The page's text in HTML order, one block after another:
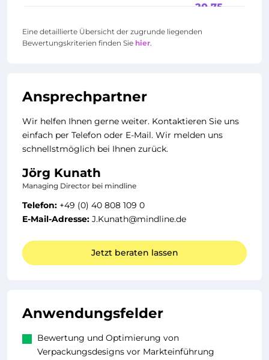
20.75
Eine detaillierte Übersicht der zugrunde liegenden
Bewertungskriterien finden Sie hier.
Ansprechpartner
Wir helfen Ihnen gerne weiter. Kontaktieren Sie uns
einfach per Telefon oder E-Mail. Wir melden uns
schnellstmöglich bei Ihnen zurück.
Jörg Kunath
Managing Director bei mindline
Telefon: +49 (0) 40 808 109 0
E-Mail-Adresse: J.Kunath@mindline.de
Jetzt beraten lassen
Anwendungsfelder
Bewertung und Optimierung von
Verpackungsdesigns vor Markteinführung